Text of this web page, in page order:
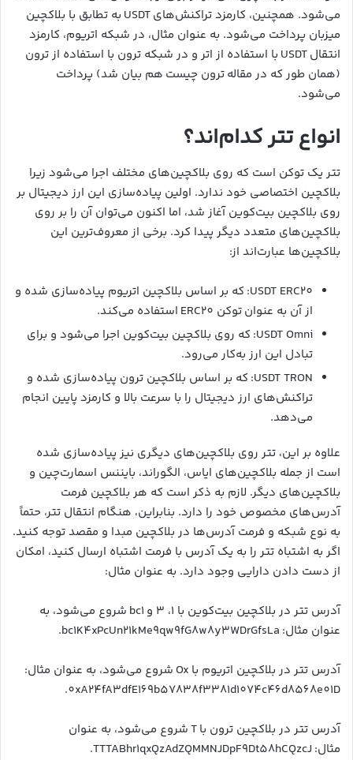
می‌شود. همچنین، کارمزد تراکنش‌های USDT به تطابق با بلاکچین
میزبان پرداخت می‌شود. به عنوان مثال، در شبکه اتریوم، کارمزد
انتقال USDT با استفاده از اتر و در شبکه ترون با استفاده از ترون
(همان طور که در مقاله ترون چیست هم بیان شد) پرداخت
می‌شود.
انواع تتر کدام‌اند؟
تتر یک توکن است که روی بلاکچین‌های مختلف اجرا می‌شود زیرا
بلاکچین اختصاصی خود ندارد. اولین پیاده‌سازی این ارز دیجیتال بر
روی بلاکچین بیت‌کوین آغاز شد، اما اکنون می‌توان آن را بر روی
بلاکچین‌های متعدد دیگر پیدا کرد. برخی از معروف‌ترین این
بلاکچین‌ها عبارت‌اند از:
USDT ERC20: که بر اساس بلاکچین اتریوم پیاده‌سازی شده و
از آن به عنوان توکن ERC20 استفاده می‌کند.
USDT Omni: که روی بلاکچین بیت‌کوین اجرا می‌شود و برای
تبادل این ارز به‌کار می‌رود.
USDT TRON: که بر اساس بلاکچین ترون پیاده‌سازی شده و
تراکنش‌های ارز دیجیتال را با سرعت بالا و کارمزد پایین انجام
می‌دهد.
علاوه بر این، تتر روی بلاکچین‌های دیگری نیز پیاده‌سازی شده
است از جمله بلاکچین‌های ایاس، الگوراند، بایننس اسمارت‌چین و
بلاکچین‌های دیگر. لازم به ذکر است که هر بلاکچین فرمت
آدرس‌های مخصوص خود را دارد. بنابراین، هنگام انتقال تتر، حتماً
به نوع شبکه و فرمت آدرس‌ها در بلاکچین مبدا و مقصد توجه کنید.
اگر به اشتباه تتر را به یک آدرس با فرمت اشتباه ارسال کنید، امکان
از دست دادن دارایی وجود دارد. به عنوان مثال:
آدرس تتر در بلاکچین بیت‌کوین با ۱، ۳ و bc1 شروع می‌شود، به
عنوان مثال: bc1K4xPcUn21kMe9qw9fG8w8y3WDrGfsLa.
آدرس تتر در بلاکچین اتریوم با Ox شروع می‌شود، به عنوان مثال:
0xA24fA3dfE169b57838f3381d1074c46d8568e01D.
آدرس تتر در بلاکچین ترون با T شروع می‌شود، به عنوان
مثال: TTTABhr1qxQzAdZQMMNJDpF9Dt58hCQzcJ.